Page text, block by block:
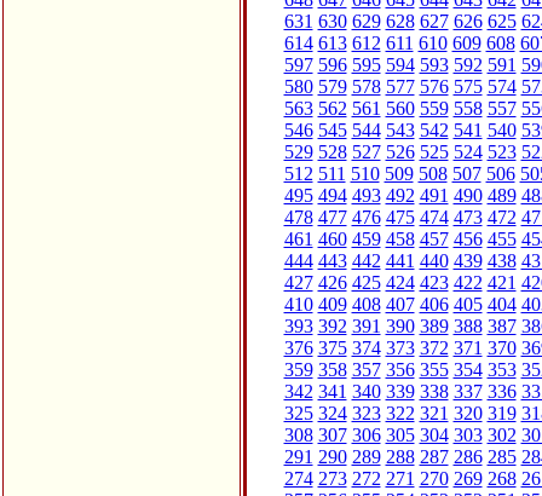
631 630 629 628 627 626 625
614 613 612 611 610 609 608
597 596 595 594 593 592 591
580 579 578 577 576 575 574
563 562 561 560 559 558 557
546 545 544 543 542 541 540
529 528 527 526 525 524 523
512 511 510 509 508 507 506
495 494 493 492 491 490 489
478 477 476 475 474 473 472
461 460 459 458 457 456 455
444 443 442 441 440 439 438
427 426 425 424 423 422 421
410 409 408 407 406 405 404
393 392 391 390 389 388 387
376 375 374 373 372 371 370
359 358 357 356 355 354 353
342 341 340 339 338 337 336
325 324 323 322 321 320 319
308 307 306 305 304 303 302
291 290 289 288 287 286 285
274 273 272 271 270 269 268